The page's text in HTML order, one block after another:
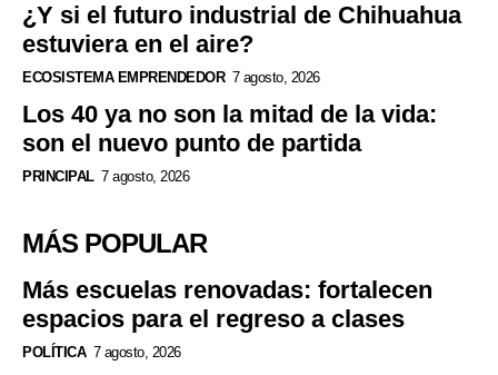
¿Y si el futuro industrial de Chihuahua
estuviera en el aire?
ECOSISTEMA EMPRENDEDOR 7 agosto, 2026
Los 40 ya no son la mitad de la vida:
son el nuevo punto de partida
PRINCIPAL 7 agosto, 2026
MÁS POPULAR
Más escuelas renovadas: fortalecen
espacios para el regreso a clases
POLÍTICA 7 agosto, 2026